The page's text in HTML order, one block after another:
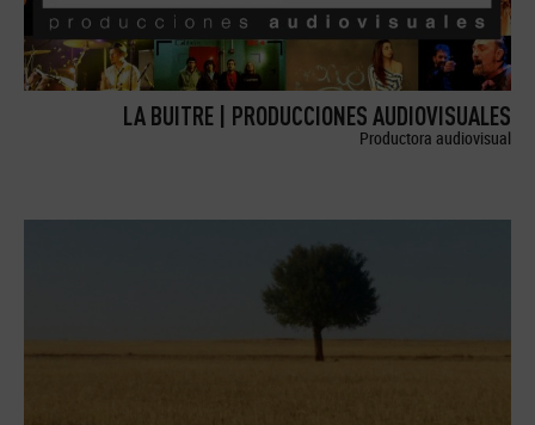
LA BUITRE | PRODUCCIONES AUDIOVISUALES
Productora audiovisual